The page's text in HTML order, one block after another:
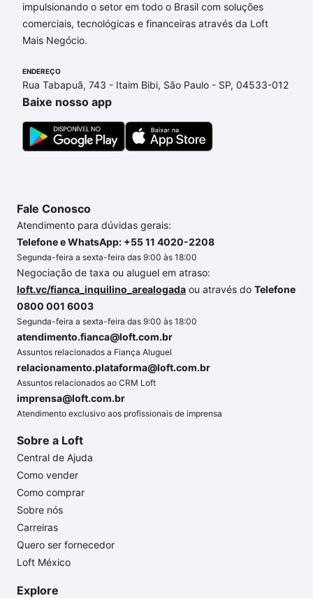
Campinas, SP que custam a partir de R$ 0 e com
nossas opções de financiamento imobiliário as
parcelas podem se adequar ao seu orçamento. Se
processo de compra, veja em nosso portal
custa comprar um apartamento e conte com a
gente para comprar o imóvel dos seus sonhos com
segurança e conforto. Loft, com você até as
chaves.
impulsionando o setor em todo o Brasil com soluções
comerciais, tecnológicas e financeiras através da Loft
Mais Negócio.
ENDEREÇO
Rua Tabapuã, 743 - Itaim Bibi, São Paulo - SP, 04533-012
Baixe nosso app
Fale Conosco
Atendimento para dúvidas gerais:
Telefone e WhatsApp: +55 11 4020-2208
Segunda-feira a sexta-feira das 9:00 às 18:00
Negociação de taxa ou aluguel em atraso:
loft.vc/fianca_inquilino_arealogada ou através do Telefone
0800 001 6003
Segunda-feira a sexta-feira das 9:00 às 18:00
atendimento.fianca@loft.com.br
Assuntos relacionados a Fiança Aluguel
relacionamento.plataforma@loft.com.br
Assuntos relacionados ao CRM Loft
imprensa@loft.com.br
Atendimento exclusivo aos profissionais de imprensa
Sobre a Loft
Central de Ajuda
Como vender
Como comprar
Sobre nós
Carreiras
Quero ser fornecedor
Loft México
Explore